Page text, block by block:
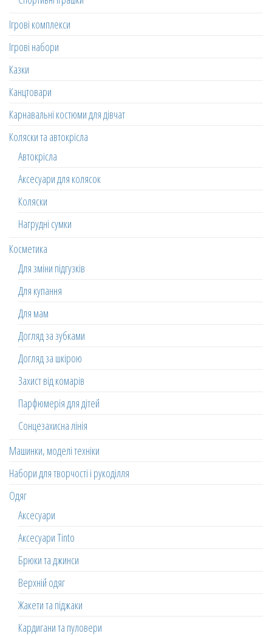
Ігрові комплекси
Ігрові набори
Казки
Канцтовари
Карнавальні костюми для дівчат
Коляски та автокрісла
Автокрісла
Аксесуари для колясок
Коляски
Нагрудні сумки
Косметика
Для зміни підгузків
Для купання
Для мам
Догляд за зубками
Догляд за шкірою
Захист від комарів
Парфюмерія для дітей
Сонцезахисна лінія
Машинки, моделі техніки
Набори для творчості і рукоділля
Одяг
Аксесуари
Аксесуари Tinto
Брюки та джинси
Верхній одяг
Жакети та піджаки
Кардигани та пуловери